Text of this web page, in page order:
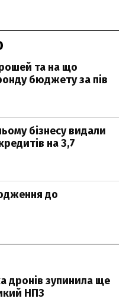
та на що
бюджету за пів
бізнесу видали
на 3,7
до
дронів зупинила ще
НПЗ